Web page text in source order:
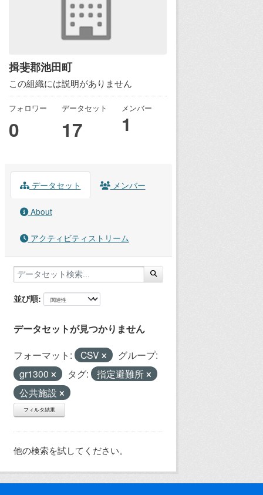
揖斐郡池田町
この組織には説明がありません
フォロワー
0
データセット
17
メンバー
1
データセット メンバー
About
アクティビティストリーム
並び順
データセットが見つかりません
フォーマット: CSV
グループ:
gr1300
タグ:
指定避難所
公共施設
フィルタ結果
他の検索を試してください。